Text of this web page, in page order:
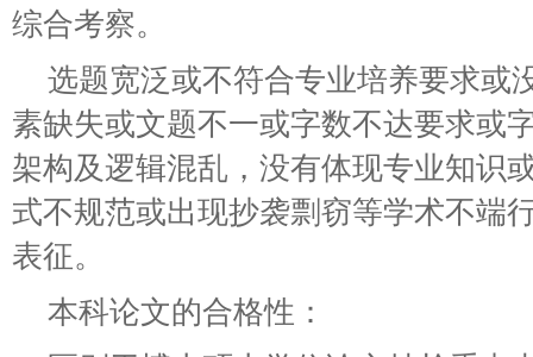
综合考察。
选题宽泛或不符合专业培养要求或
素缺失或文题不一或字数不达要求或
架构及逻辑混乱，没有体现专业知识
式不规范或出现抄袭剽窃等学术不端
表征。
本科论文的合格性：